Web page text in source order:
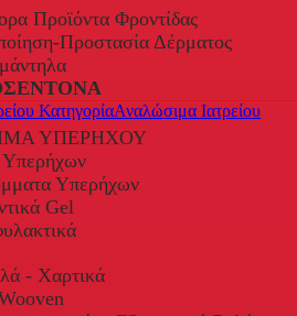
Προϊόντα Φροντίδας
Προστασία Δέρματος
Αναλώσιμα Ιατρείου
ΥΠΕΡΗΧΟΥ
Υπερήχων
Υπερήχων
Gel
- Χαρτικά